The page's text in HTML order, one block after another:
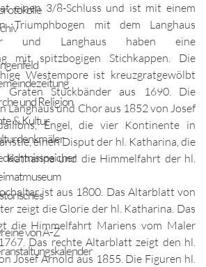
und Religion
& Kultur
von A-Z
einen 3/8-Schluss und ist mit einem
Triumphbogen mit dem Langhaus
und Langhaus haben eine
mit spitzbogigen Stichkappen. Die
Westempore ist kreuzgratgewölbt
Stuckbänder aus 1690. Die
Langhaus und Chor aus 1852 von Josef
Engel, die vier Kontinente in
einen Disput der hl. Katharina, die
Katharina und die Himmelfahrt der hl.
ist aus 1800. Das Altarblatt von
zeigt die Glorie der hl. Katharina. Das
die Himmelfahrt Mariens vom Maler
Das rechte Altarblatt zeigt den hl.
Josef Arnold aus 1855. Die Figuren hl.